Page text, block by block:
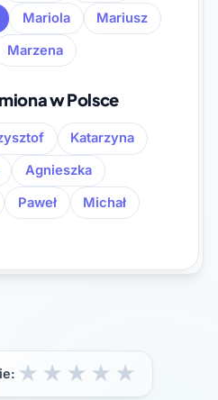
Mariola
Mariusz
Marzena
w Polsce
Katarzyna
Agnieszka
Paweł
Michał
★
★
★
★
★